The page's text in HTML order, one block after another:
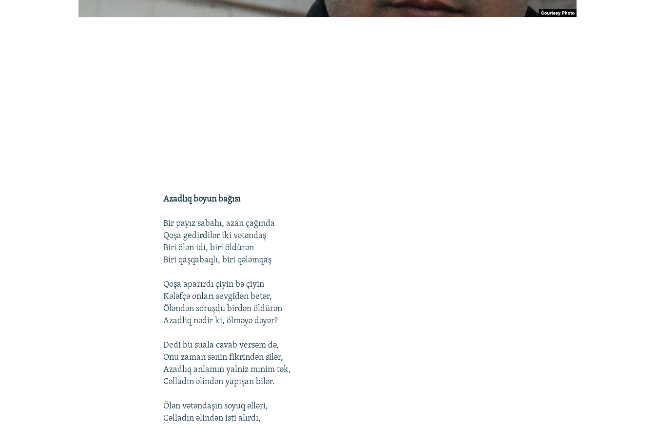
Azadlıq boyun bağısı
Bir payız sabahı, azan çağında
Qoşa gedirdilər iki vətəndaş
Biri ölən idi, biri öldürən
Biri qaşqabaqlı, biri qələmqaş
Qoşa aparırdı çiyin bə çiyin
Kələfçə onları sevgidən betər,
Öləndən soruşdu birdən öldürən
Azadliq nədir ki, ölməyə dəyər?
Dedi bu suala cavab versəm də,
Onu zaman sənin fikrindən silər,
Azadlıq anlamın yalniz mınim tək,
Cəlladın əlindən yapışan bilər.
Ölən vətəndaşın soyuq əlləri,
Cəlladın əlindən isti alırdı,